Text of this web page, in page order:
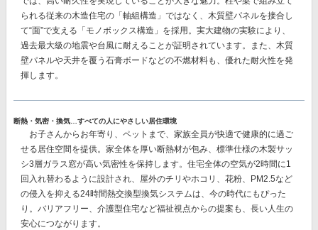
られる従来の木造住宅の「軸組構造」ではなく、 木質壁パネルを接合し
て“面”で支える「モノボックス構造」を採用。 実大建物の実験により、
過去最大級の地震や台風に耐えることが証明されています。また、木質
壁パネルや天井を覆う石膏ボードなどの不燃材料も、優れた耐火性を発
揮します。
断熱・気密・換気…すべての人にやさしい居住環境
お子さんからお年寄り、ペットまで、家族全員が快適で健康的に過ご
せる居住空間を提供。家全体を厚い断熱材が包み、 標準仕様の木製サッ
シ3層ガラス窓が高い気密性を保持します。住宅全体の空気が2時間に1
回入れ替わるように設計され、屋外のチリやホコリ、花粉、PM2.5など
の侵入を抑える24時間熱交換型換気システムは、今の時代にもぴった
り。バリアフリー、介護型住宅など福祉視点からの提案も、長い人生の
安心につながります。